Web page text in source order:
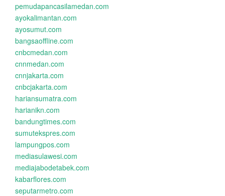
pemudapancasilamedan.com
ayokalimantan.com
ayosumut.com
bangsaoffline.com
cnbcmedan.com
cnnmedan.com
cnnjakarta.com
cnbcjakarta.com
hariansumatra.com
harianikn.com
bandungtimes.com
sumutekspres.com
lampungpos.com
mediasulawesi.com
mediajabodetabek.com
kabarflores.com
seputarmetro.com